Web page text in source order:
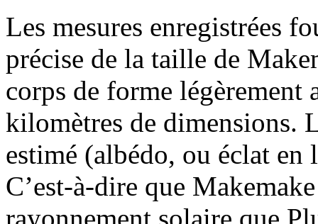
Les mesures enregistrées
précise de la taille de
corps de forme légèrement
kilomètres de dimensions.
estimé (albédo, ou éclat en
C’est-à-dire que